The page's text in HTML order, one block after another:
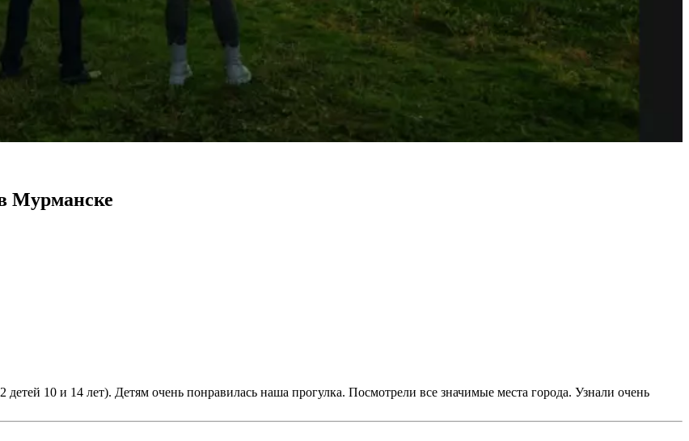
Мурманске
10 и 14 лет). Детям очень понравилась наша прогулка. Посмотрели все значимые места города. Узнали очень